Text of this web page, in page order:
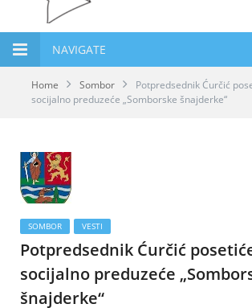
NAVIGATE
Home Sombor
Potpredsednik Ćurčić
socijalno preduzeće „Somborske šnajderke“
SOMBOR VESTI
Potpredsednik Ćurčić
socijalno preduzeće
šnajderke“